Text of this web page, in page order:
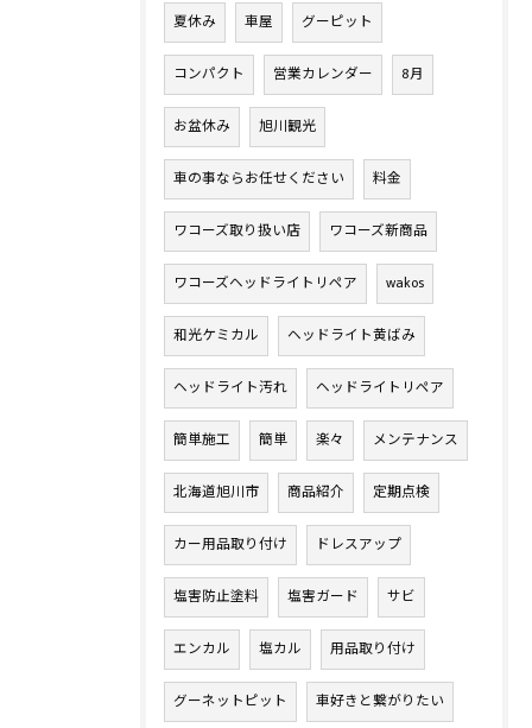
夏休み 車屋 グーピット
コンパクト 営業カレンダー 8月
お盆休み 旭川観光
車の事ならお任せください 料金
ワコーズ取り扱い店 ワコーズ新商品
ワコーズヘッドライトリペア wakos
和光ケミカル ヘッドライト黄ばみ
ヘッドライト汚れ ヘッドライトリペア
簡単施工 簡単 楽々 メンテナンス
北海道旭川市 商品紹介 定期点検
カー用品取り付け ドレスアップ
塩害防止塗料 塩害ガード サビ
エンカル 塩カル 用品取り付け
グーネットピット 車好きと繋がりたい